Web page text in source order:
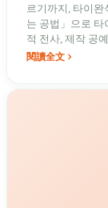
르기까지, 타이
는 공법」으로 타
적 전사, 제작 공
킨 「탄수화물 혼
閱讀全文